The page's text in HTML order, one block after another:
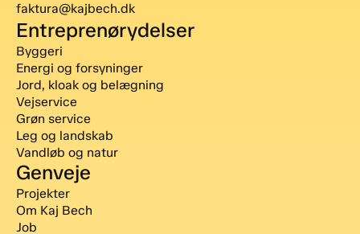
faktura@kajbech.dk
Entreprenørydelser
Byggeri
Energi og forsyninger
Jord, kloak og belægning
Vejservice
Grøn service
Leg og landskab
Vandløb og natur
Genveje
Projekter
Om Kaj Bech
Job